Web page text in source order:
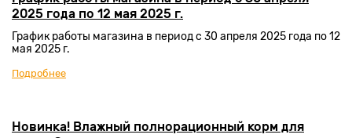
2025 года по 12 мая 2025 г.
График работы магазина в период с 30 апреля 2025 года по 12
мая 2025 г.
Подробнее
Новинка! Влажный полнорационный корм для